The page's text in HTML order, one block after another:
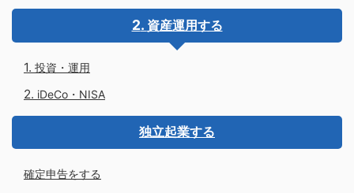
資産運用する
投資・運用
iDeCo・NISA
独立起業する
確定申告をする